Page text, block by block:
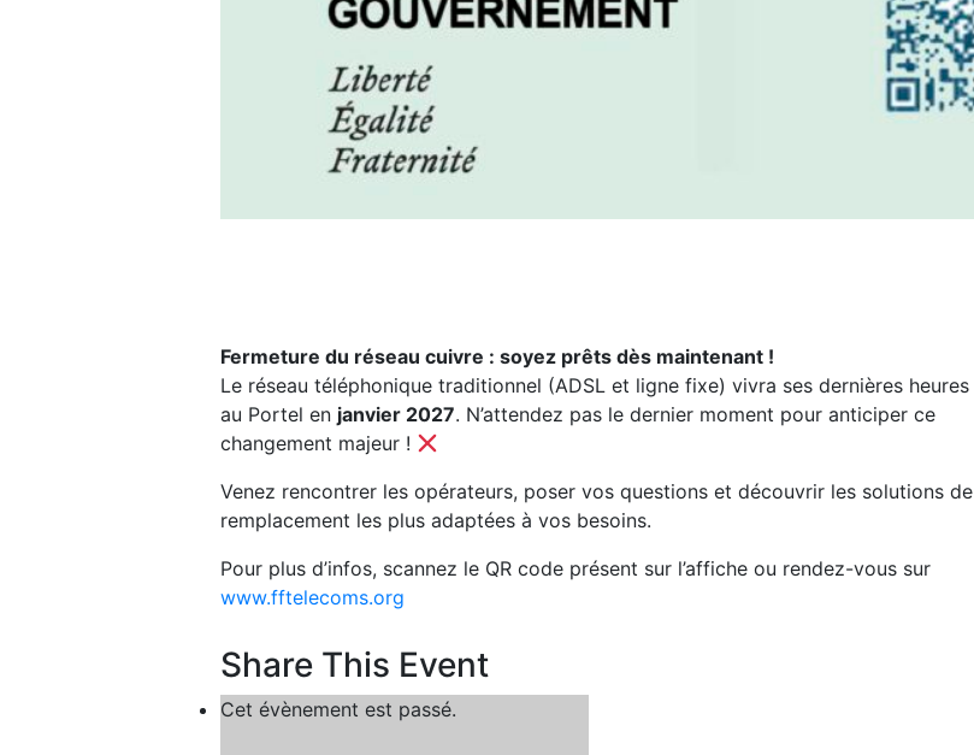
Fermeture du réseau cuivre : soyez prêts dès maintenant !
Le réseau téléphonique traditionnel (ADSL et ligne fixe) vivra ses dernières heures
au Portel en janvier 2027. N’attendez pas le dernier moment pour anticiper ce
changement majeur !
Venez rencontrer les opérateurs, poser vos questions et découvrir les solutions de
remplacement les plus adaptées à vos besoins.
Pour plus d’infos, scannez le QR code présent sur l’affiche ou rendez-vous sur
www.fftelecoms.org
Share This Event
Cet évènement est passé.